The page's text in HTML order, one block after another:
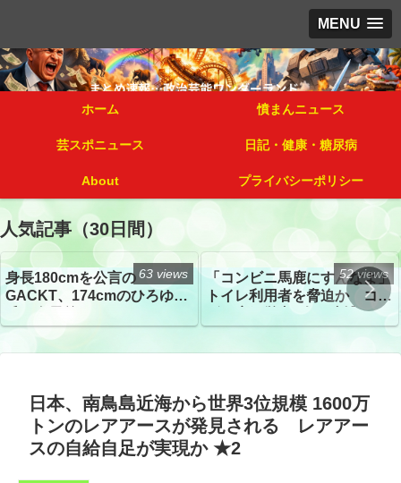
MENU
ホーム 憤まんニュース
芸スポニュース 日記・健康・糖尿病
About プライバシーポリシー
人気記事（30日間）
身長180cmを公言の
GACKT、174cmのひろゆき
トざわつき イベントでの写
真が話題
63 views
「コンビニ馬鹿にすんなよ」
トイレ利用者を脅迫か コン
52 views
日本、南鳥島近海から世界3位規模 1600万
トンのレアアースが発見される レアアー
スの自給自足が実現か ★2